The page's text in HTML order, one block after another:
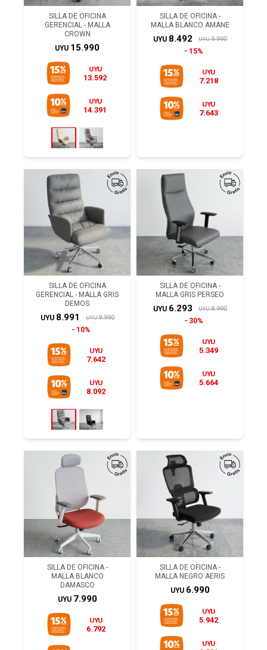
SILLA DE OFICINA
GERENCIAL - MALLA
CROWN
UYU 15.990
UYU
13.592
UYU
14.391
SILLA DE OFICINA -
MALLA BLANCO AMANE
UYU 8.492 UYU 9.990
15%
UYU
7.218
UYU
7.643
SILLA DE OFICINA
GERENCIAL - MALLA GRIS
DEMOS
UYU 8.991 UYU 9.990
10%
UYU
7.642
UYU
8.092
SILLA DE OFICINA -
MALLA GRIS PERSEO
UYU 6.293 UYU 8.990
30%
UYU
5.349
UYU
5.664
SILLA DE OFICINA -
MALLA BLANCO
DAMASCO
UYU 7.990
UYU
6.792
SILLA DE OFICINA -
MALLA NEGRO AERIS
UYU 6.990
UYU
5.942
UYU